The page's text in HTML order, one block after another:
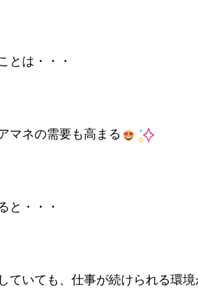
とは・・・
マネの需要も高まる
と・・・
ていても、仕事が続けられる環